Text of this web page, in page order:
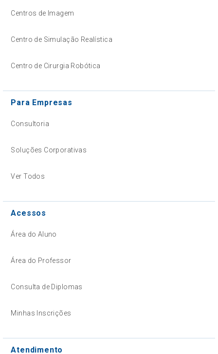
Centros de Imagem
Centro de Simulação Realística
Centro de Cirurgia Robótica
Para Empresas
Consultoria
Soluções Corporativas
Ver Todos
Acessos
Área do Aluno
Área do Professor
Consulta de Diplomas
Minhas Inscrições
Atendimento